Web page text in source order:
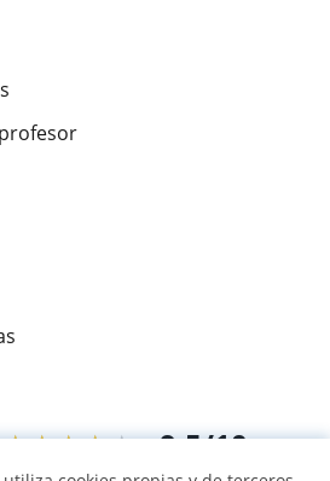
★★★★★ 9,5/10